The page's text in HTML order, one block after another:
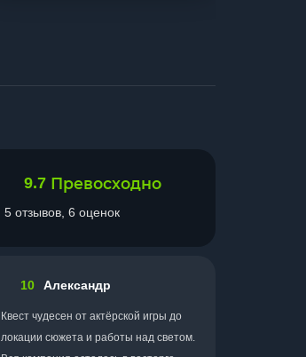
9.7 Превосходно
5 отзывов, 6 оценок
10 Александр
Квест чудесен от актёрской игры до
локации сюжета и работы над светом.